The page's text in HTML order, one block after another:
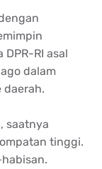
RI asal
dalam
daerah.
saatnya
tinggi.